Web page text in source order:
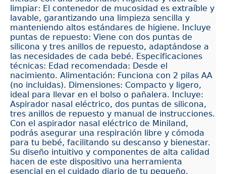
limpiar: El contenedor de mucosidad es extraíble y
lavable, garantizando una limpieza sencilla y
manteniendo altos estándares de higiene. Incluye
puntas de repuesto: Viene con dos puntas de
silicona y tres anillos de repuesto, adaptándose a
las necesidades de cada bebé. Especificaciones
técnicas: Edad recomendada: Desde el
nacimiento. Alimentación: Funciona con 2 pilas AA
(no incluidas). Dimensiones: Compacto y ligero,
ideal para llevar en el bolso o pañalera. Incluye:
Aspirador nasal eléctrico, dos puntas de silicona,
tres anillos de repuesto y manual de instrucciones.
Con el aspirador nasal eléctrico de Miniland,
podrás asegurar una respiración libre y cómoda
para tu bebé, facilitando su descanso y bienestar.
Su diseño intuitivo y componentes de alta calidad
hacen de este dispositivo una herramienta
esencial en el cuidado diario de tu pequeño.